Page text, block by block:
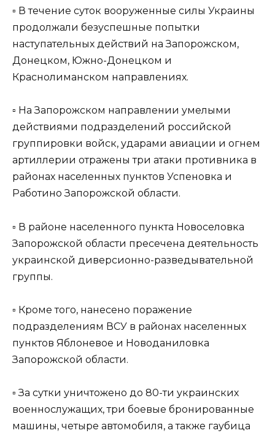
▫️ В течение суток вооруженные силы Украины
продолжали безуспешные попытки
наступательных действий на Запорожском,
Донецком, Южно-Донецком и
Краснолиманском направлениях.
▫️ На Запорожском направлении умелыми
действиями подразделений российской
группировки войск, ударами авиации и огнем
артиллерии отражены три атаки противника в
районах населенных пунктов Успеновка и
Работино Запорожской области.
▫️ В районе населенного пункта Новоселовка
Запорожской области пресечена деятельность
украинской диверсионно-разведывательной
группы.
▫️ Кроме того, нанесено поражение
подразделениям ВСУ в районах населенных
пунктов Яблоневое и Новоданиловка
Запорожской области.
▫️ За сутки уничтожено до 80-ти украинских
военнослужащих, три боевые бронированные
машины, четыре автомобиля, а также гаубица